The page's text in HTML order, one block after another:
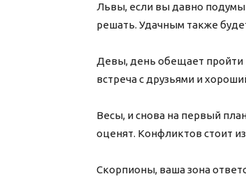
Львы, если вы давно
решать. Удачным также
Девы, день обещает пройти
встреча с друзьями и
Весы, и снова на первый
оценят. Конфликтов стоит
Скорпионы, ваша зона